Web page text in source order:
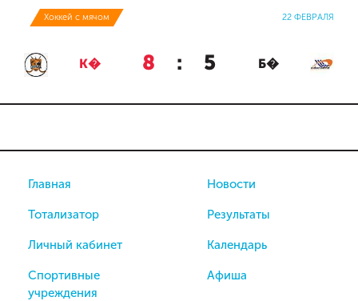
Хоккей с мячом 22 ФЕВРАЛЯ
К� 8 : 5 Б�
Главная
Тотализатор
Личный кабинет
Спортивные
учреждения
Новости
Результаты
Календарь
Афиша